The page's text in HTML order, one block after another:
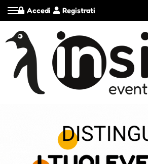
Registrati
Accedi